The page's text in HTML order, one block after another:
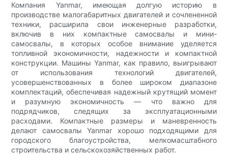
Компания Yanmar, имеющая долгую историю в
производстве малогабаритных двигателей и сочлененной
техники, расширила свои инженерные разработки,
включив в них компактные самосвалы и мини-
самосвалы, в которых особое внимание уделяется
топливной экономичности, надежности и компактной
конструкции. Машины Yanmar, как правило, выигрывают
от использования технологий двигателей,
усовершенствованных в более широком диапазоне
комплектаций, обеспечивая надежный крутящий момент
и разумную экономичность — что важно для
подрядчиков, следящих за эксплуатационными
расходами. Компактные размеры и маневренность
делают самосвалы Yanmar хорошо подходящими для
городского благоустройства, мелкомасштабного
строительства и сельскохозяйственных работ.